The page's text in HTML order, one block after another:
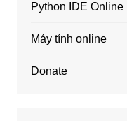
Python IDE Online
Máy tính online
Donate